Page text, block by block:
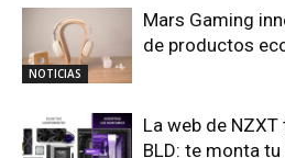
NOTICIAS
Mars Gaming
de productos
La web de
BLD: te monta